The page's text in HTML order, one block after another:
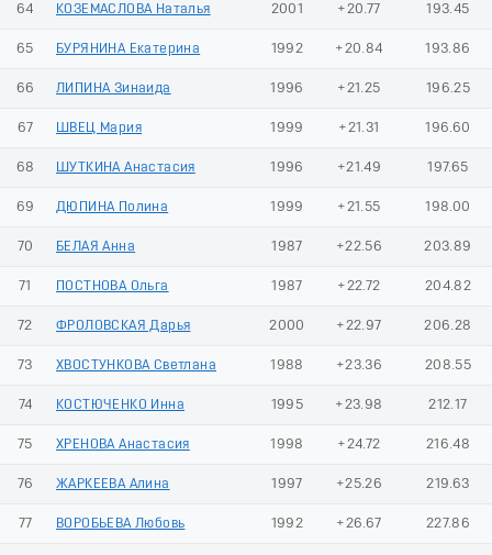
64 КОЗЕМАСЛОВА Наталья 2001 +20.77 193.45
65 БУРЯНИНА Екатерина 1992 +20.84 193.86
66 ЛИПИНА Зинаида 1996 +21.25 196.25
67 ШВЕЦ Мария 1999 +21.31 196.60
68 ШУТКИНА Анастасия 1996 +21.49 197.65
69 ДЮПИНА Полина 1999 +21.55 198.00
70 БЕЛАЯ Анна 1987 +22.56 203.89
71 ПОСТНОВА Ольга 1987 +22.72 204.82
72 ФРОЛОВСКАЯ Дарья 2000 +22.97 206.28
73 ХВОСТУНКОВА Светлана 1988 +23.36 208.55
74 КОСТЮЧЕНКО Инна 1995 +23.98 212.17
75 ХРЕНОВА Анастасия 1998 +24.72 216.48
76 ЖАРКЕЕВА Алина 1997 +25.26 219.63
77 ВОРОБЬЕВА Любовь 1992 +26.67 227.86